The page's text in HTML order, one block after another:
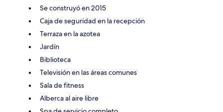
Se construyó en 2015
Caja de seguridad en la recepción
Terraza en la azotea
Jardín
Biblioteca
Televisión en las áreas comunes
Sala de fitness
Alberca al aire libre